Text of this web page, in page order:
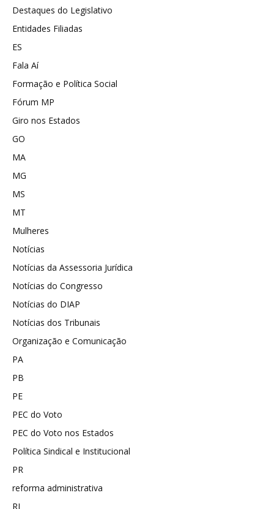
Destaques do Legislativo
Entidades Filiadas
ES
Fala Aí
Formação e Política Social
Fórum MP
Giro nos Estados
GO
MA
MG
MS
MT
Mulheres
Notícias
Notícias da Assessoria Jurídica
Notícias do Congresso
Notícias do DIAP
Notícias dos Tribunais
Organização e Comunicação
PA
PB
PE
PEC do Voto
PEC do Voto nos Estados
Política Sindical e Institucional
PR
reforma administrativa
RJ